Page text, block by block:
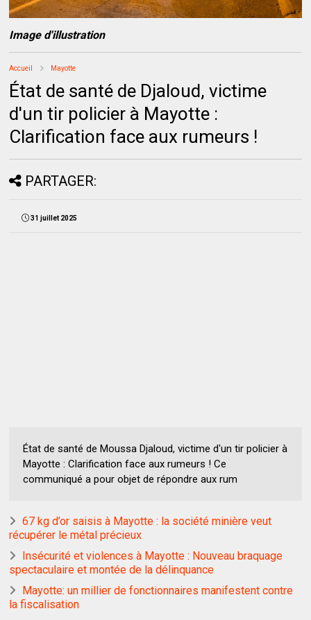
Image d'illustration
Accueil Mayotte
État de santé de Djaloud, victime
d'un tir policier à Mayotte :
Clarification face aux rumeurs !
PARTAGER:
31 juillet 2025
État de santé de Moussa Djaloud, victime d'un tir policier à
Mayotte : Clarification face aux rumeurs ! Ce
communiqué a pour objet de répondre aux rum
67 kg d’or saisis à Mayotte : la société minière veut
récupérer le métal précieux
Insécurité et violences à Mayotte : Nouveau braquage
spectaculaire et montée de la délinquance
Mayotte: un millier de fonctionnaires manifestent contre
la fiscalisation